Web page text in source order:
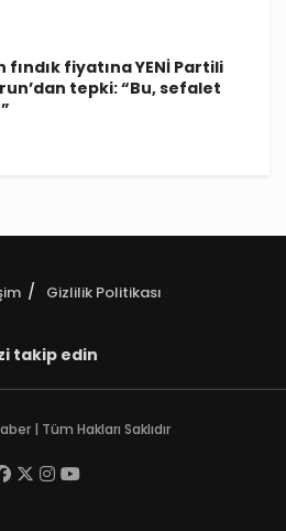
fındık fiyatına YENİ Partili
tepki: “Bu, sefalet
Gizlilik Politikası
takip edin
| Tüm Hakları Saklıdır